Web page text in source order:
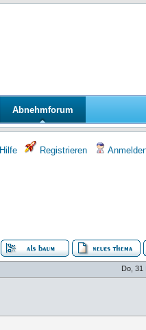
Abnehmforum
Hilfe Registrieren
Do, 31